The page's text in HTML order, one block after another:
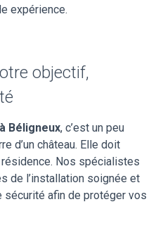
expérience.
objectif,
Béligneux, c’est un peu
d’un château. Elle doit
Nos spécialistes
de l’installation soignée et
afin de protéger vos